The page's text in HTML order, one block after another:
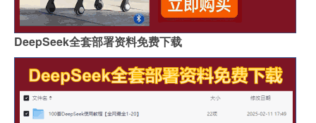
DeepSeek全套部署资料免费下载